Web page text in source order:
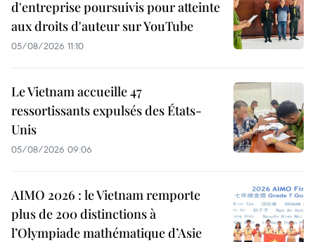
d'entreprise poursuivis pour atteinte
aux droits d'auteur sur YouTube
05/08/2026 11:10
Le Vietnam accueille 47
ressortissants expulsés des États-
Unis
05/08/2026 09:06
AIMO 2026 : le Vietnam remporte
plus de 200 distinctions à
l’Olympiade mathématique d’Asie